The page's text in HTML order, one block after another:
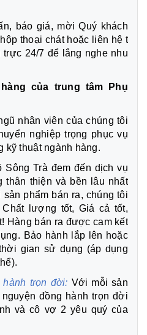
báo giá, mời Quý khách
thoại chát hoặc liên hệ t
24/7 để lắng nghe nhu
của trung tâm Phụ
nhân viên của chúng tôi
nghiệp trọng phục vụ
kỹ thuật ngành hàng.
Sông Trà đem đến dịch vụ
thân thiện và bền lâu nhất
phẩm bán ra, chúng tôi
lượng tốt, Giá cả tốt,
Hàng bán ra được cam kết
Bảo hành lắp lên hoặc
gian sử dụng (áp dụng
hành trọn đời: Với mỗi sản
đồng hành trọn đời
và cô vợ 2 yêu quý của